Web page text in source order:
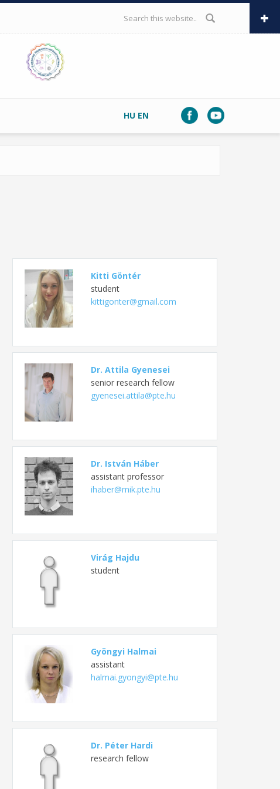
SEARCH FORM
HU EN
Kitti Göntér
student
kittigonter@gmail.com
Dr. Attila Gyenesei
senior research fellow
gyenesei.attila@pte.hu
Dr. István Háber
assistant professor
ihaber@mik.pte.hu
Virág Hajdu
student
Gyöngyi Halmai
assistant
halmai.gyongyi@pte.hu
Dr. Péter Hardi
research fellow